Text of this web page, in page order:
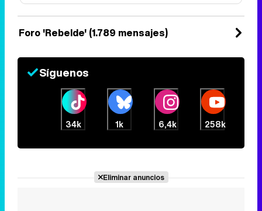
Foro 'Rebelde' (1.789 mensajes)
Síguenos
34k 1k 6,4k 258k
Eliminar anuncios